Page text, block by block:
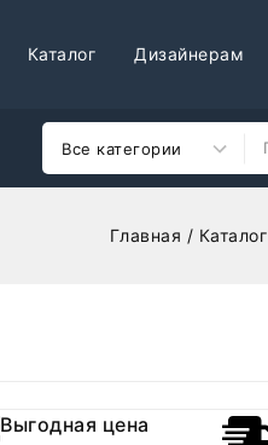
Каталог Дизайнерам
Главная / Каталог
Выгодная цена